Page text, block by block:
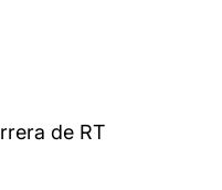
de RT